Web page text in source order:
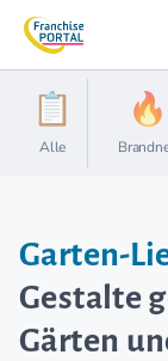
Alle
Garten-
Gestalte
Gärten